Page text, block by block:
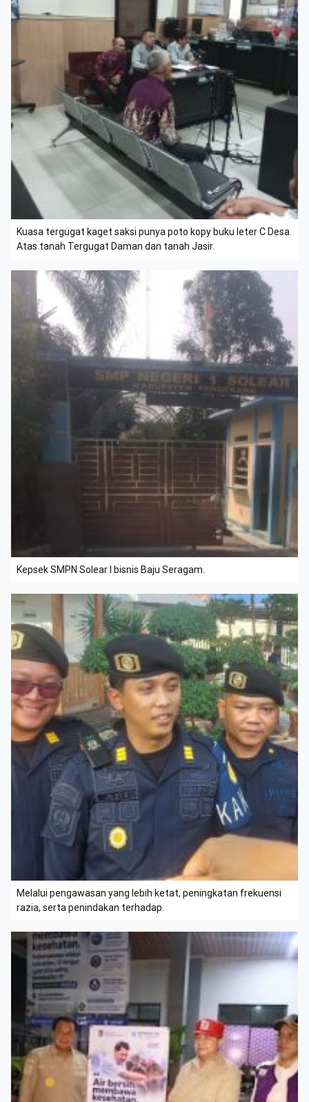
Kuasa tergugat kaget saksi punya poto kopy buku leter C Desa.
Atas tanah Tergugat Daman dan tanah Jasir.
Kepsek SMPN Solear I bisnis Baju Seragam.
Melalui pengawasan yang lebih ketat, peningkatan frekuensi
razia, serta penindakan terhadap.